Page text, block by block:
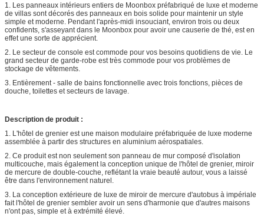
1. Les panneaux intérieurs entiers de Moonbox préfabriqué de luxe et moderne
de villas sont décorés des panneaux en bois solide pour maintenir un style
simple et moderne. Pendant l'après-midi insouciant, environ trois ou deux
confidents, s'asseyant dans le Moonbox pour avoir une causerie de thé, est en
effet une sorte de apprécient.
2. Le secteur de console est commode pour vos besoins quotidiens de vie. Le
grand secteur de garde-robe est très commode pour vos problèmes de
stockage de vêtements.
3. Entièrement - salle de bains fonctionnelle avec trois fonctions, pièces de
douche, toilettes et secteurs de lavage.
Description de produit :
1. L'hôtel de grenier est une maison modulaire préfabriquée de luxe moderne
assemblée à partir des structures en aluminium aérospatiales.
2. Ce produit est non seulement son panneau de mur composé d'isolation
multicouche, mais également la conception unique de l'hôtel de grenier, miroir
de mercure de double-couche, reflétant la vraie beauté autour, vous a laissé
être dans l'environnement naturel.
3. La conception extérieure de luxe de miroir de mercure d'autobus à impériale
fait l'hôtel de grenier sembler avoir un sens d'harmonie que d'autres maisons
n'ont pas, simple et à extrémité élevé.